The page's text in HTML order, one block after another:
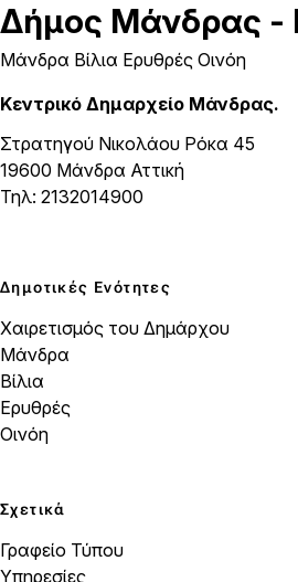
Δήμος Μάνδρας -
Μάνδρα Βίλια Ερυθρές Οινόη
Κεντρικό Δημαρχείο Μάνδρας.
Στρατηγού Νικολάου Ρόκα 45
19600 Μάνδρα Αττική
Τηλ: 2132014900
Δημοτικές Ενότητες
Χαιρετισμός του Δημάρχου
Μάνδρα
Βίλια
Ερυθρές
Οινόη
Σχετικά
Γραφείο Τύπου
Υπηρεσίες